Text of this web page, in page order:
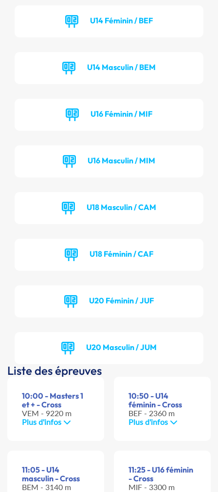
U14 Féminin / BEF
U14 Masculin / BEM
U16 Féminin / MIF
U16 Masculin / MIM
U18 Masculin / CAM
U18 Féminin / CAF
U20 Féminin / JUF
U20 Masculin / JUM
Liste des épreuves
10:00 - Masters 1
et + - Cross
VEM - 9220 m
Plus d'infos
10:50 - U14
féminin - Cross
BEF - 2360 m
Plus d'infos
11:05 - U14
masculin - Cross
BEM - 3140 m
11:25 - U16 féminin
- Cross
MIF - 3300 m